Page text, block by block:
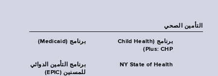
التأمين الصحي
برنامج (Medicaid)
برنامج (Child Health
Plus: CHP)
برنامج التأمين الدوائي
للمسنين (EPIC)
NY State of Health